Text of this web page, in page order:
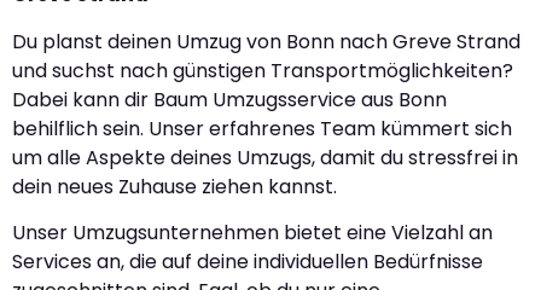
Du planst deinen Umzug von Bonn nach Greve Strand
und suchst nach günstigen Transportmöglichkeiten?
Dabei kann dir Baum Umzugsservice aus Bonn
behilflich sein. Unser erfahrenes Team kümmert sich
um alle Aspekte deines Umzugs, damit du stressfrei in
dein neues Zuhause ziehen kannst.
Unser Umzugsunternehmen bietet eine Vielzahl an
Services an, die auf deine individuellen Bedürfnisse